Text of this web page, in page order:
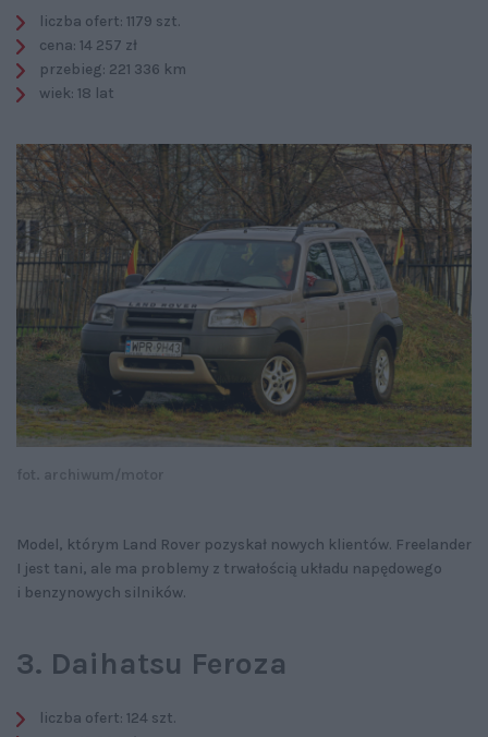
liczba ofert: 1179 szt.
cena: 14 257 zł
przebieg: 221 336 km
wiek: 18 lat
Model, którym Land Rover pozyskał nowych klientów. Freelander
I jest tani, ale ma problemy z trwałością układu napędowego
i benzynowych silników.
3. Daihatsu Feroza
liczba ofert: 124 szt.